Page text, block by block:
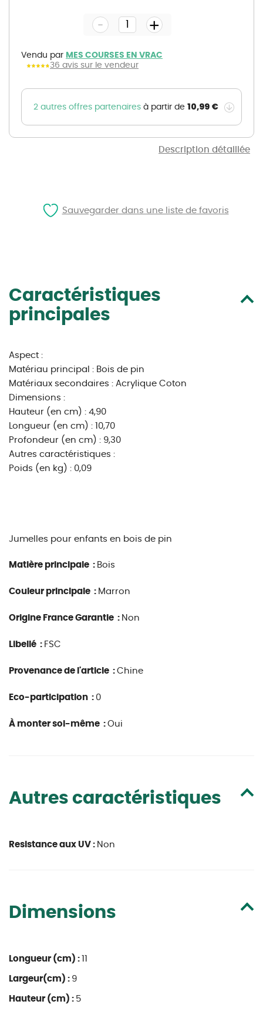
Description détaillée
gallery
Vendu par MES COURSES EN VRAC
36 avis sur le vendeur
- +
2 autres offres partenaires à partir de 10,99 €
Caractéristiques
principales
Aspect :
Matériau principal : Bois de pin
Matériaux secondaires : Acrylique Coton
Dimensions :
Hauteur (en cm) : 4,90
Longueur (en cm) : 10,70
Profondeur (en cm) : 9,30
Autres caractéristiques :
Poids (en kg) : 0,09
Jumelles pour enfants en bois de pin
Matière principale : Bois
Couleur principale : Marron
Origine France Garantie : Non
Libellé : FSC
Provenance de l'article : Chine
Eco-participation : 0
À monter soi-même : Oui
Autres caractéristiques
Resistance aux UV : Non
Dimensions
Longueur (cm) :
Largeur(cm) : 9
Hauteur (cm) : 5
Sauvegarder dans une liste de favoris